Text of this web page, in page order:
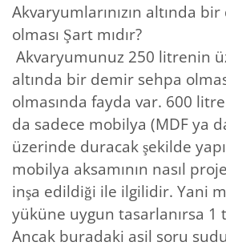
Akvaryumlarınızın altında
olması Şart mıdır?
Akvaryumunuz 250 litrenin
altında bir demir sehpa
olmasında fayda var. 600
da sadece mobilya (MDF ya
üzerinde duracak şekilde
mobilya aksamının nasıl
inşa edildiği ile ilgilidir. Yani
yüküne uygun tasarlanırsa 1
Ancak buradaki asil soru